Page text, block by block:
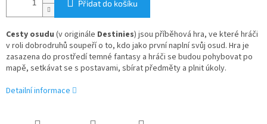
Přidat do košíku
Cesty osudu (v originále Destinies) jsou příběhová hra, ve které hráči
v roli dobrodruhů soupeří o to, kdo jako první naplní svůj osud. Hra je
zasazena do prostředí temné fantasy a hráči se budou pohybovat po
mapě, setkávat se s postavami, sbírat předměty a plnit úkoly.
Detailní informace